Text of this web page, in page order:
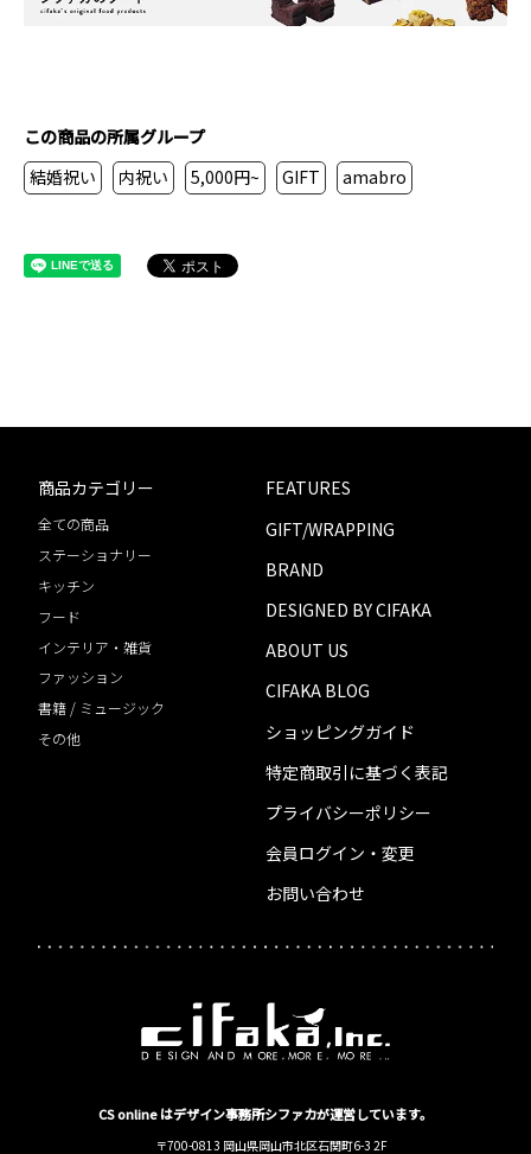
この商品の所属グループ
結婚祝い
内祝い 5,000円~ GIFT amabro
商品カテゴリー
全ての商品
ステーショナリー
キッチン
フード
インテリア・雑貨
ファッション
書籍 / ミュージック
その他
FEATURES
GIFT/WRAPPING
BRAND
DESIGNED BY CIFAKA
ABOUT US
CIFAKA BLOG
ショッピングガイド
特定商取引に基づく表記
プライバシーポリシー
会員ログイン・変更
お問い合わせ
CS online はデザイン事務所シファカが運営しています。
〒700-0813 岡山県岡山市北区石関町6-3 2F